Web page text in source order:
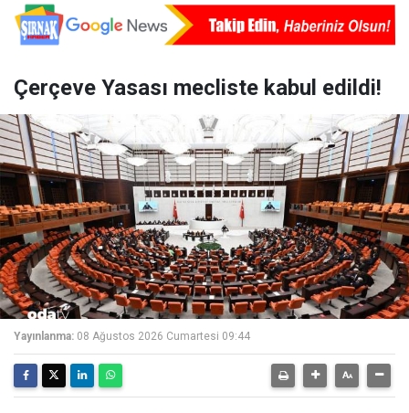
Çerçeve Yasası mecliste kabul edildi!
Yayınlanma: 08 Ağustos 2026 Cumartesi 09:44